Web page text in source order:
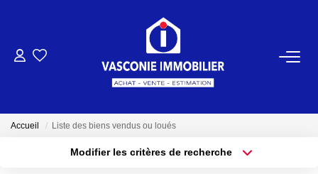
ACHETER
VENDRE
NOTRE AGENCE
Accueil Liste des biens vendus ou loués
Modifier les critères de recherche